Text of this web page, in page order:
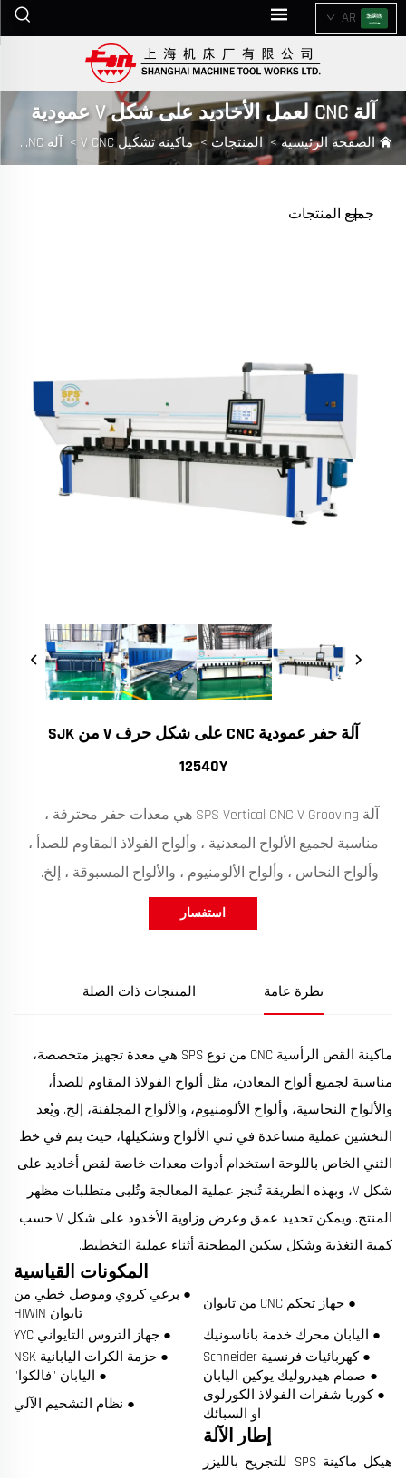
AR
آلة CNC لعمل الأخاديد على شكل V عمودية
الصفحة الرئيسية> المنتجات >ماكينة تشكيل V CNC > آلة CNC لعمل الأخاديد على شكل V عمودية
جميع المنتجات
آلة حفر عمودية CNC على شكل حرف V من SJK
12540Y
آلة SPS Vertical CNC V Grooving هي معدات حفر محترفة ،
مناسبة لجميع الألواح المعدنية ، وألواح الفولاذ المقاوم للصدأ ،
وألواح النحاس ، وألواح الألومنيوم ، والألواح المسبوقة ، إلخ.
استفسار
نظرة عامة المنتجات ذات الصلة
ماكينة القص الرأسية CNC من نوع SPS هي معدة تجهيز متخصصة،
مناسبة لجميع ألواح المعادن، مثل ألواح الفولاذ المقاوم للصدأ،
والألواح النحاسية، وألواح الألومنيوم، والألواح المجلفنة، إلخ. ويُعد
التخشين عملية مساعدة في ثني الألواح وتشكيلها، حيث يتم في خط
الثني الخاص باللوحة استخدام أدوات معدات خاصة لقص أخاديد على
شكل V، وبهذه الطريقة تُنجز عملية المعالجة وتُلبى متطلبات مظهر
المنتج. ويمكن تحديد عمق وعرض وزاوية الأخدود على شكل V حسب
كمية التغذية وشكل سكين المطحنة أثناء عملية التخطيط.
المكونات القياسية
● جهاز تحكم CNC من تايوان
● برغي كروي وموصل خطي من
تايوان HIWIN
● اليابان محرك خدمة باناسونيك
● جهاز التروس التايواني YYC
● كهربائيات فرنسية Schneider
● حزمة الكرات اليابانية NSK
● صمام هيدروليك يوكين اليابان
● اليابان "فالكوا"
● كوريا شفرات الفولاذ الكورلوى
او السبائك
● نظام التشحيم الآلي
إطار الآلة
هيكل ماكينة SPS للتجريح بالليزر